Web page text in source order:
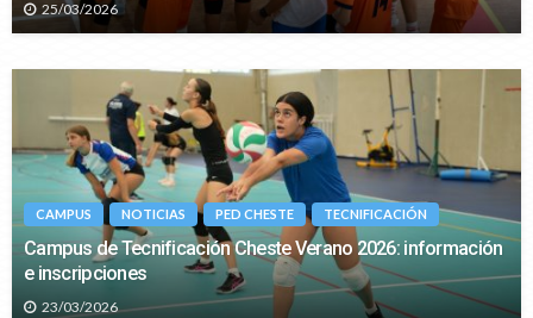
25/03/2026
CAMPUS NOTICIAS PED CHESTE TECNIFICACIÓN
Campus de Tecnificación Cheste Verano 2026: información
e inscripciones
23/03/2026